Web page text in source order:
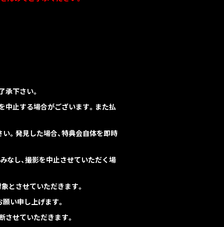
下さい。
中止する場合がございます。また払
。発見した場合、特典会自体を即時
なし、撮影を中止させていただく場
とさせていただきます。
い申し上げます。
せていただきます。